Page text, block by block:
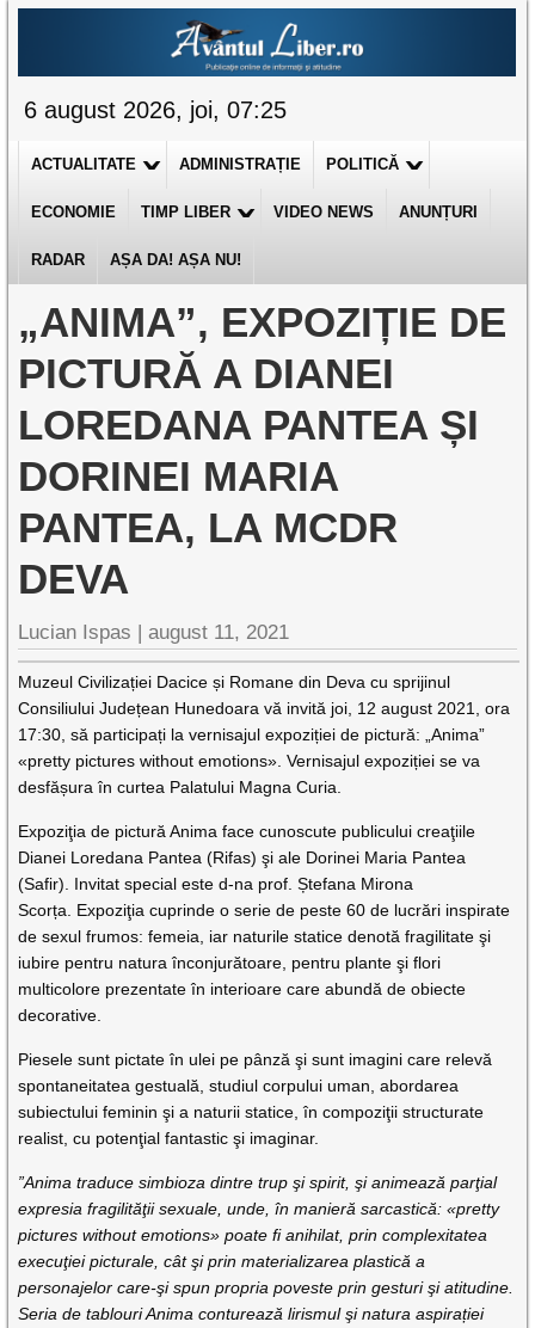
6 august 2026, joi, 07:25
ACTUALITATE ADMINISTRAȚIE POLITICĂ
ECONOMIE TIMP LIBER VIDEO NEWS ANUNȚURI
RADAR AȘA DA! AȘA NU!
„ANIMA”, EXPOZIȚIE DE
PICTURĂ A DIANEI
LOREDANA PANTEA ȘI
DORINEI MARIA
PANTEA, LA MCDR
DEVA
Lucian Ispas |august 11, 2021
Muzeul Civilizației Dacice și Romane din Deva cu sprijinul
Consiliului Județean Hunedoara vă invită joi, 12 august 2021, ora
17:30, să participați la vernisajul expoziției de pictură: „Anima”
«pretty pictures without emotions». Vernisajul expoziției se va
desfășura în curtea Palatului Magna Curia.
Expoziţia de pictură Anima face cunoscute publicului creaţiile
Dianei Loredana Pantea (Rifas) şi ale Dorinei Maria Pantea
(Safir). Invitat special este d-na prof. Ștefana Mirona
Scorța. Expoziţia cuprinde o serie de peste 60 de lucrări inspirate
de sexul frumos: femeia, iar naturile statice denotă fragilitate şi
iubire pentru natura înconjurătoare, pentru plante şi flori
multicolore prezentate în interioare care abundă de obiecte
decorative.
Piesele sunt pictate în ulei pe pânză şi sunt imagini care relevă
spontaneitatea gestuală, studiul corpului uman, abordarea
subiectului feminin şi a naturii statice, în compoziţii structurate
realist, cu potenţial fantastic şi imaginar.
”Anima traduce simbioza dintre trup şi spirit, şi animează parţial
expresia fragilităţii sexuale, unde, în manieră sarcastică: «pretty
pictures without emotions» poate fi anihilat, prin complexitatea
execuţiei picturale, cât şi prin materializarea plastică a
personajelor care-şi spun propria poveste prin gesturi şi atitudine.
Seria de tablouri Anima conturează lirismul şi natura aspirației